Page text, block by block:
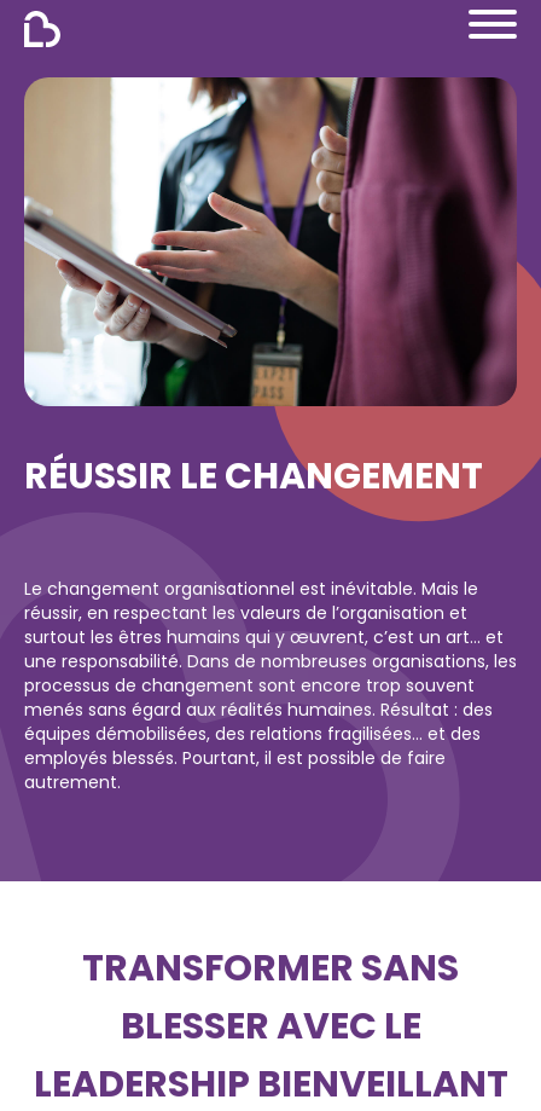
Aller au contenu
RÉUSSIR LE CHANGEMENT
Le changement organisationnel est inévitable. Mais le
réussir, en respectant les valeurs de l’organisation et
surtout les êtres humains qui y œuvrent, c’est un art… et
une responsabilité. Dans de nombreuses organisations, les
processus de changement sont encore trop souvent
menés sans égard aux réalités humaines. Résultat : des
équipes démobilisées, des relations fragilisées… et des
employés blessés. Pourtant, il est possible de faire
autrement.
TRANSFORMER SANS
BLESSER AVEC LE
LEADERSHIP BIENVEILLANT